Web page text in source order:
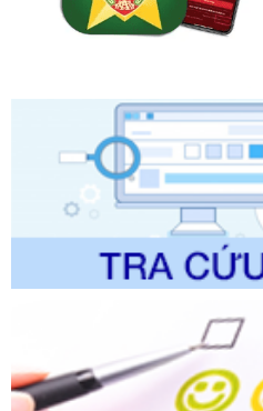
Số kí hiệu:2310/QĐ-UBND
Tên: Về việc công bố Danh
đổi, bổ sung và phê duyệt
trong giải quyết thủtục hành
thuộc phạm vi giải quyết của
Ngày ban hành: 01/06/2026
Số kí hiệu:2300/QĐ-UBND
Tên: V/v công bố danh mục
đổi, bổ sung và phê duyệt quy
giải quyết thủ tục hành chính
phạm vi chức năng quản lý
351/2025/NĐ-CP
Tên: Nghị định số 351/2025/
định chuẩn nghèo đa chiều